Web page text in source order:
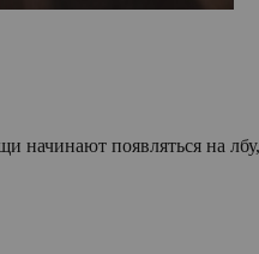
начинают появляться на